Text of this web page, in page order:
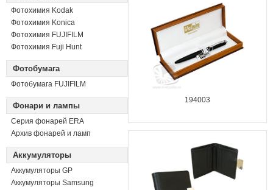
Фотохимия Kodak
Фотохимия Konica
Фотохимия FUJIFILM
Фотохимия Fuji Hunt
Фотобумага
Фотобумага FUJIFILM
Фонари и лампы
Серия фонарей ERA
Архив фонарей и ламп
Аккумуляторы
Аккумуляторы GP
Аккумуляторы Samsung
194003